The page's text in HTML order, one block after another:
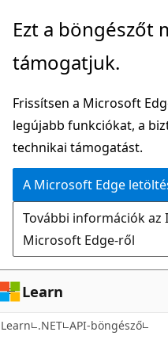
Ugrás
fő
Tovább
oldalon
navigációra
Ezt a böngészőt
támogatjuk.
Frissítsen a Microsoft
legújabb funkciókat, a
technikai támogatást.
A Microsoft Edge
További információk
Microsoft Edge-ről
Learn
Learn .NET API-böngésző